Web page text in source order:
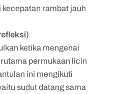
rambat jauh
ketika mengenai
permukaan licin
ini mengikuti
sudut datang sama